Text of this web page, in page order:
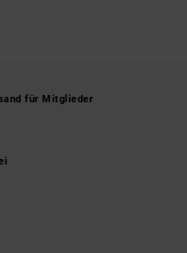
für Mitglieder